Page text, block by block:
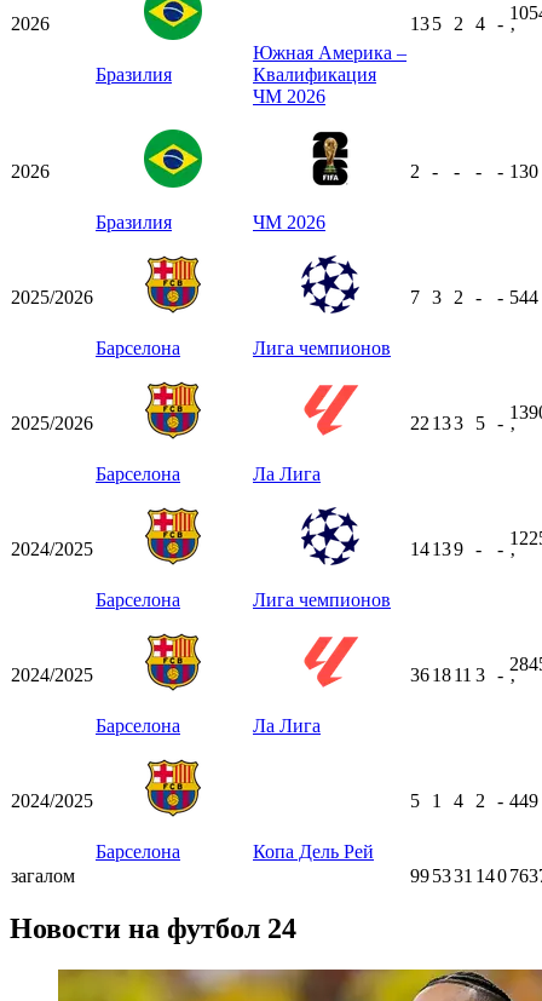
2026
Бразилия
Южная Америка –
Квалификация
ЧМ 2026
135 2 4 -
ʼ
2026
Бразилия ЧМ 2026
2 - - - - 130
2025/2026
Барселона Лига чемпионов
7 3 2 - - 544
2025/2026
Барселона Ла Лига
22 133 5 -
ʼ
2024/2025
Барселона Лига чемпионов
14139 - -
ʼ
2024/2025
Барселона Ла Лига
361811 3 -
ʼ
2024/2025
Барселона Копа Дель Рей
5 1 4 2 - 449
загалом 995331 140
Новости на футбол 24